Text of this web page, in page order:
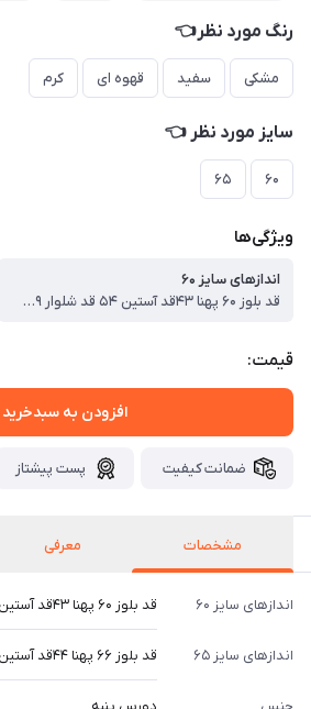
رنگ مورد نظر👈
مشکی سفید قهوه ای کرم
سایز مورد نظر 👈
۶۰ ۶۵
ویژگی‌ها
اندازهای سایز ۶۰
قد بلوز ۶۰ پهنا ۴۳قد آستین ۵۴ قد شلوار ۸۹ سانت
قیمت:
افزودن به سبدخرید
ضمانت کیفیت پست پیشتاز
مشخصات معرفی
اندازهای سایز ۶۰ قد بلوز ۶۰ پهنا ۴۳قد آستین ۵۴ قد شلوار ۸۹ سانت
اندازهای سایز ۶۵ قد بلوز ۶۶ پهنا ۴۴قد آستین ۵۵ قد شلوار ۹۴ سانت